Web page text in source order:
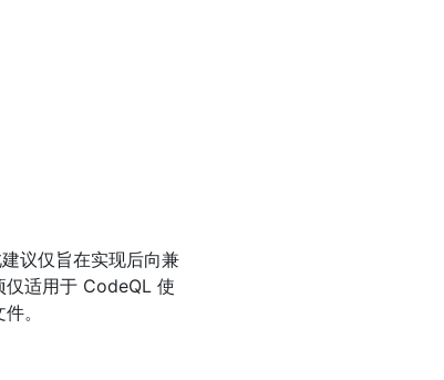
议仅旨在实现后向兼
仅适用于 CodeQL 使
。